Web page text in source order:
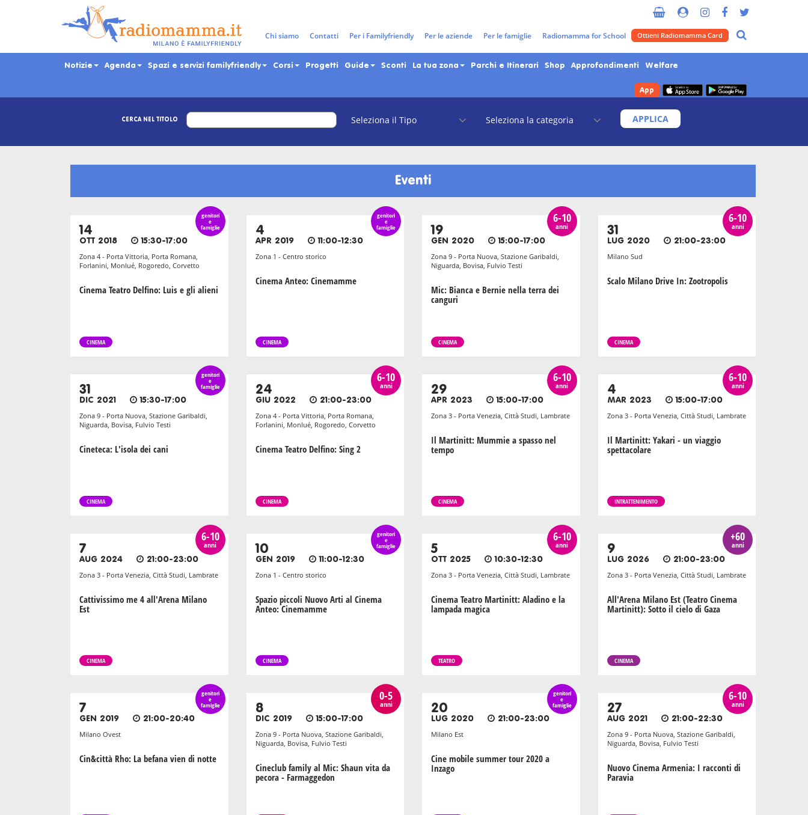
Chi siamo Contatti Per i Familyfriendly Per le aziende Per le famiglie Radiomamma for School Ottieni Radiomamma Card
Notizie Agenda Spazi e servizi familyfriendly Corsi Progetti Guide Sconti La tua zona Parchi e Itinerari Shop Approfondimenti Welfare
App
Tag: cinema con i bambini
CERCA NEL TITOLO APPLICA
Eventi
genitori
e
famiglie
14
OTT 2018 15:30-17:00
Zona 4 - Porta Vittoria, Porta Romana,
Forlanini, Monlué, Rogoredo, Corvetto
Cinema Teatro Delfino: Luis e gli alieni
CINEMA
genitori
e
famiglie
4
APR 2019 11:00-12:30
Zona 1 - Centro storico
Cinema Anteo: Cinemamme
CINEMA
6-10
anni
19
GEN 2020 15:00-17:00
Zona 9 - Porta Nuova, Stazione Garibaldi,
Niguarda, Bovisa, Fulvio Testi
Mic: Bianca e Bernie nella terra dei
canguri
CINEMA
6-10
anni
31
LUG 2020 21:00-23:00
Milano Sud
Scalo Milano Drive In: Zootropolis
CINEMA
genitori
e
famiglie
31
DIC 2021 15:30-17:00
Zona 9 - Porta Nuova, Stazione Garibaldi,
Niguarda, Bovisa, Fulvio Testi
Cineteca: L'isola dei cani
CINEMA
6-10
anni
24
GIU 2022 21:00-23:00
Zona 4 - Porta Vittoria, Porta Romana,
Forlanini, Monlué, Rogoredo, Corvetto
Cinema Teatro Delfino: Sing 2
CINEMA
6-10
anni
29
APR 2023 15:00-17:00
Zona 3 - Porta Venezia, Città Studi, Lambrate
Il Martinitt: Mummie a spasso nel
tempo
CINEMA
6-10
anni
4
MAR 2023 15:00-17:00
Zona 3 - Porta Venezia, Città Studi, Lambrate
Il Martinitt: Yakari - un viaggio
spettacolare
INTRATTENIMENTO
6-10
anni
7
AUG 2024 21:00-23:00
Zona 3 - Porta Venezia, Città Studi, Lambrate
Cattivissimo me 4 all'Arena Milano
Est
CINEMA
genitori
e
famiglie
10
GEN 2019 11:00-12:30
Zona 1 - Centro storico
Spazio piccoli Nuovo Arti al Cinema
Anteo: Cinemamme
CINEMA
6-10
anni
5
OTT 2025 10:30-12:30
Zona 3 - Porta Venezia, Città Studi, Lambrate
Cinema Teatro Martinitt: Aladino e la
lampada magica
TEATRO
+60
anni
9
LUG 2026 21:00-23:00
Zona 3 - Porta Venezia, Città Studi, Lambrate
All'Arena Milano Est (Teatro Cinema
Martinitt): Sotto il cielo di Gaza
CINEMA
genitori
e
famiglie
7
GEN 2019 21:00-20:40
Milano Ovest
Cin&città Rho: La befana vien di notte
0-5
anni
8
DIC 2019 15:00-17:00
Zona 9 - Porta Nuova, Stazione Garibaldi,
Niguarda, Bovisa, Fulvio Testi
Cineclub family al Mic: Shaun vita da
pecora - Farmaggedon
genitori
e
famiglie
20
LUG 2020 21:00-23:00
Milano Est
Cine mobile summer tour 2020 a
Inzago
6-10
anni
27
AUG 2021 21:00-22:30
Zona 9 - Porta Nuova, Stazione Garibaldi,
Niguarda, Bovisa, Fulvio Testi
Nuovo Cinema Armenia: I racconti di
Paravia